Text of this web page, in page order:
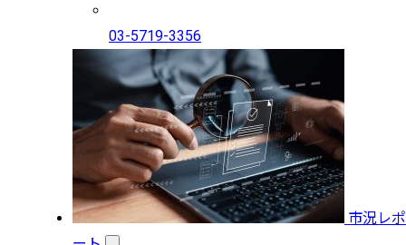
03-5719-3356
市況レポ